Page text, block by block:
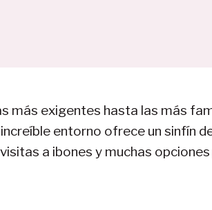
más exigentes hasta las más
entorno ofrece un sinfín
a ibones y muchas